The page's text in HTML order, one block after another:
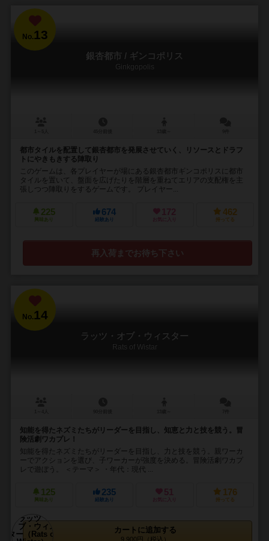
No.13
銀杏都市 / ギンコポリス
Ginkgopolis
都市タイルを配置して銀杏都市を発展させていく、リソースとドラフ
トにやきもきする陣取り
このゲームは、各プレイヤーが場にある銀杏都市ギンコポリスに都市
タイルを置いて、盤面を広げたりを階層を重ねてエリアの支配権を主
張しつつ陣取りをするゲームです。 プレイヤー...
225
興味あり
674
経験あり
172
お気に入り
462
持ってる
再入荷までお待ち下さい
No.14
ラッツ・オブ・ウィスター
Rats of Wistar
知能を得たネズミたちがリーダーを目指し、知恵と力と技を競う。冒
険活劇ワカプレ！
知能を得たネズミたちがリーダーを目指し、力と技を競う。親ワーカ
ーでアクションを選び、子ワーカーが強度を決める。冒険活劇ワカプ
レで遊ぼう。 ＜テーマ＞ ・年代：現代 ...
125
興味あり
235
経験あり
51
お気に入り
176
持ってる
カートに追加する
9,900円（税込）